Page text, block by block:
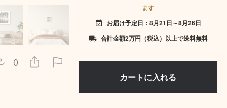
0
ます
event_available お届け予定日：8月21日～8月26日
local_shipping 合計金額2万円（税込）以上で送料無料